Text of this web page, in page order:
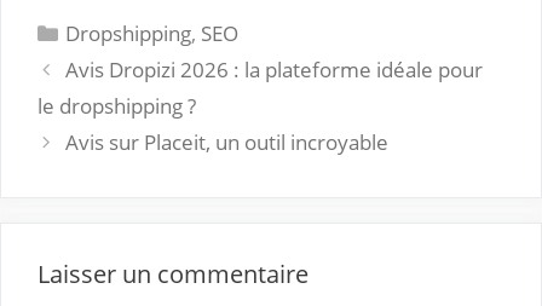
Catégories
Dropshipping, SEO
Avis Dropizi 2026 : la plateforme idéale pour
le dropshipping ?
Avis sur Placeit, un outil incroyable
Laisser un commentaire